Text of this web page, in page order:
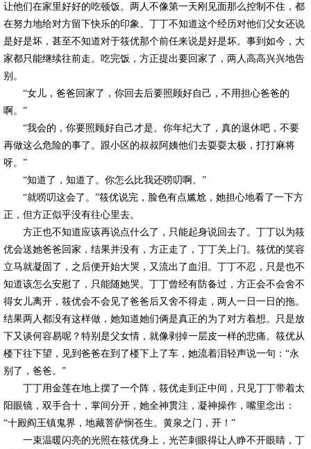
让他们在家里好好的吃顿饭。两人不像第一天刚见面那么控制不住，都
在努力地给对方留下快乐的印象。丁丁不知道这个经历对他们父女还说
是好是坏，甚至不知道对于筱优那个前任来说是好是坏。事到如今，大
家都只能继续往前走。吃完饭，方正提出要回家了，两人高高兴兴地告
别。
“女儿，爸爸回家了，你回去后要照顾好自己，不用担心爸爸的
啊。”
“我会的，你要照顾好自己才是。你年纪大了，真的退休吧，不要
再做这么危险的事了。跟小区的叔叔阿姨他们去耍耍太极，打打麻将
呀。”
“知道了，知道了。你怎么比我还唠叨啊。”
“就唠叨这会了。”筱优说完，脸色有点尴尬，她担心地看了一下方
正，但方正似乎没有往心里去。
方正也不知道应该再说点什么了，只能起身说回去了。丁丁以为筱
优会送她爸爸回家，结果并没有，方正走了，丁丁关上门。筱优的笑容
立马就凝固了，之后便开始大哭，又流出了血泪。丁丁不忍，只是也不
知道该怎么安慰了，只能随她哭。丁丁曾经有防备过，方正会不会舍不
得女儿离开，筱优会不会见了爸爸后又舍不得走，两人一日一日的拖。
结果两人都没有这样做，她知道她们俩是真正的为了对方着想。只是放
下又谈何容易呢？特别是父女情，就像剥掉一层皮一样的悲痛。筱优从
楼下往下望，见到爸爸在到了楼下上了车，她流着泪轻声说一句：“永
别了，爸爸。”
丁丁用金莲在地上摆了一个阵，筱优走到正中间，只见丁丁带着太
阳眼镜，双手合十，掌间分开，她全神贯注，凝神操作，嘴里念出：
“十殿阎王镇鬼界，地藏菩萨悯苍生。黄泉之门，开！”
一束温暖闪亮的光照在筱优身上，光芒刺眼得让人睁不开眼睛，丁